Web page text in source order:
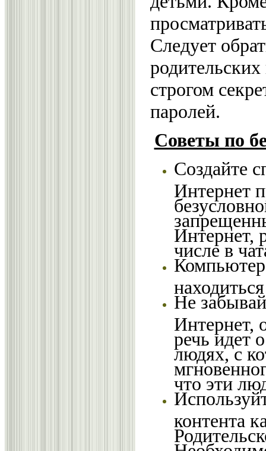
Следует
строгом
паролей.
Советы по
Создайте
Интернет
Интернет,
числе в
Не
Интернет,
речь идет
людях, с
что эти
контента